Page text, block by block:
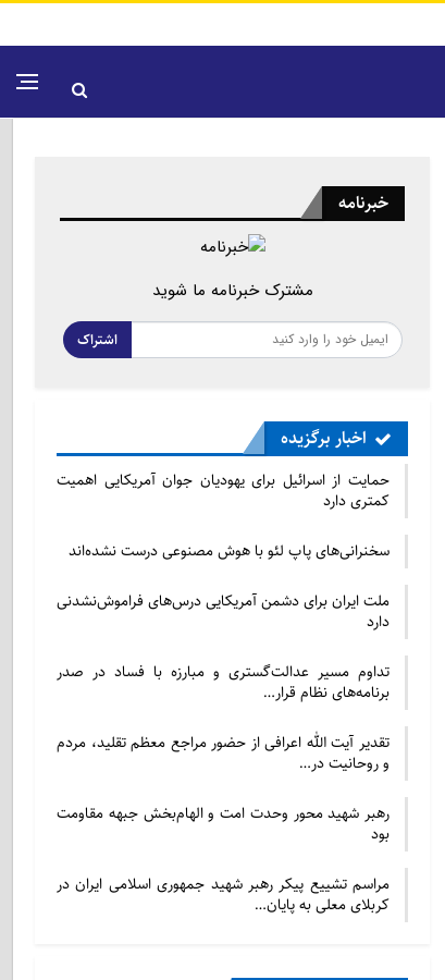
خبرنامه
مشترک خبرنامه ما شوید
اشتراک
اخبار برگزیده
حمایت از اسرائیل برای یهودیان جوان آمریکایی اهمیت
کمتری دارد
سخنرانی‌های پاپ لئو با هوش مصنوعی درست نشده‌اند
ملت ایران برای دشمن آمریکایی درس‌های فراموش‌نشدنی
دارد
تداوم مسیر عدالت‌گستری و مبارزه با فساد در صدر
برنامه‌های نظام قرار…
تقدیر آیت الله اعرافی از حضور مراجع معظم تقلید، مردم
و روحانیت در…
رهبر شهید محور وحدت امت و الهام‌بخش جبهه مقاومت
بود
مراسم تشییع پیکر رهبر شهید جمهوری اسلامی ایران در
کربلای معلی به پایان…